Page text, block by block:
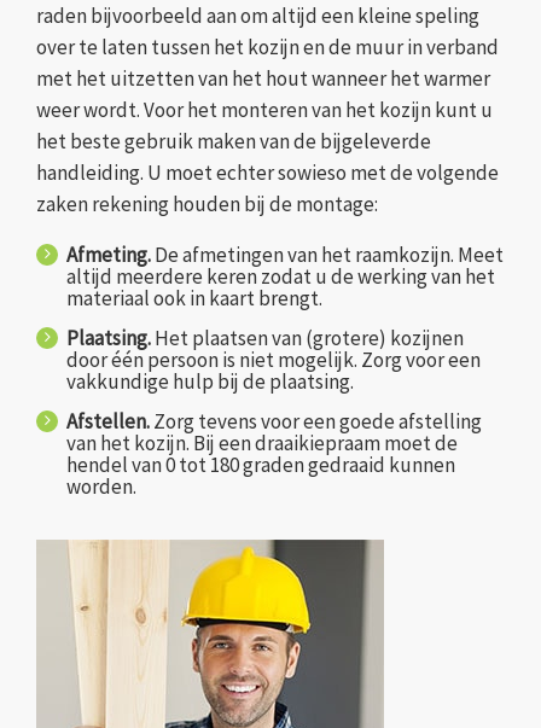
raden bijvoorbeeld aan om altijd een kleine speling
over te laten tussen het kozijn en de muur in verband
met het uitzetten van het hout wanneer het warmer
weer wordt. Voor het monteren van het kozijn kunt u
het beste gebruik maken van de bijgeleverde
handleiding. U moet echter sowieso met de volgende
zaken rekening houden bij de montage:
Afmeting.De afmetingen van het raamkozijn. Meet
altijd meerdere keren zodat u de werking van het
materiaal ook in kaart brengt.
Plaatsing.Het plaatsen van (grotere) kozijnen
door één persoon is niet mogelijk. Zorg voor een
vakkundige hulp bij de plaatsing.
Afstellen.Zorg tevens voor een goede afstelling
van het kozijn. Bij een draaikiepraam moet de
hendel van 0 tot 180 graden gedraaid kunnen
worden.